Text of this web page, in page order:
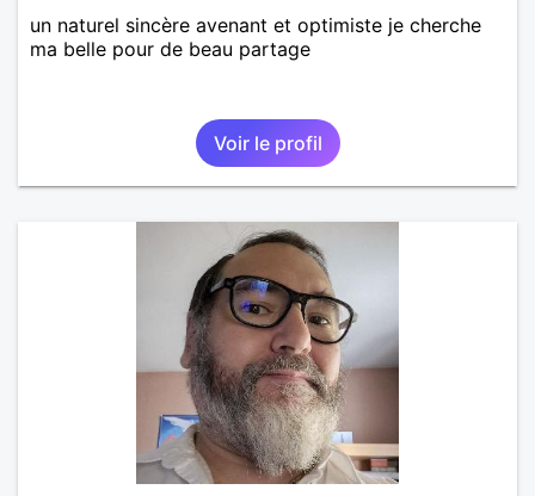
un naturel sincère avenant et optimiste je cherche
ma belle pour de beau partage
Voir le profil